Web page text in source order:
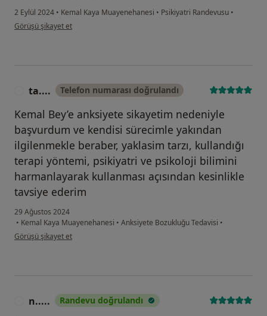
2 Eylül 2024 • Kemal Kaya Muayenehanesi • Psikiyatri Randevusu •
kullanıcının görüşüne göre e....a
Görüşü şikayet et
ta.... Telefon numarası doğrulandı
Kemal Bey’e anksiyete sikayetim nedeniyle
başvurdum ve kendisi sürecimle yakından
ilgilenmekle beraber, yaklasim tarzı, kullandığı
terapi yöntemi, psikiyatri ve psikoloji bilimini
harmanlayarak kullanması açısından kesinlikle
tavsiye ederim
29 Ağustos 2024
• Kemal Kaya Muayenehanesi • Anksiyete Bozukluğu Tedavisi •
kullanıcının görüşüne göre ta....
Görüşü şikayet et
n..... Randevu doğrulandı